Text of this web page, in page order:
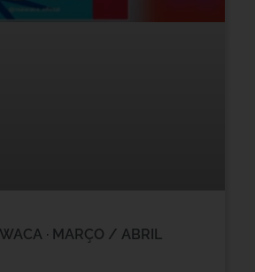
· MARÇO / ABRIL